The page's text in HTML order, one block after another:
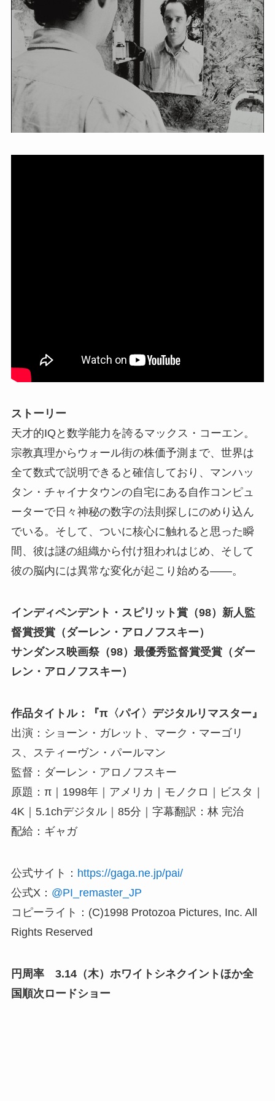
ストーリー
天才的IQと数学能力を誇るマックス・コーエン。
宗教真理からウォール街の株価予測まで、世界は
全て数式で説明できると確信しており、マンハッ
タン・チャイナタウンの自宅にある自作コンピュ
ーターで日々神秘の数字の法則探しにのめり込ん
でいる。そして、ついに核心に触れると思った瞬
間、彼は謎の組織から付け狙われはじめ、そして
彼の脳内には異常な変化が起こり始める――。
インディペンデント・スピリット賞（98）新人監
督賞授賞（ダーレン・アロノフスキー）
サンダンス映画祭（98）最優秀監督賞受賞（ダー
レン・アロノフスキー）
作品タイトル：『π〈パイ〉デジタルリマスター』
出演：ショーン・ガレット、マーク・マーゴリ
ス、スティーヴン・パールマン
監督：ダーレン・アロノフスキー
原題：π｜1998年｜アメリカ｜モノクロ｜ビスタ｜
4K｜5.1chデジタル｜85分｜字幕翻訳：林 完治
配給：ギャガ
公式サイト： https://gaga.ne.jp/pai/
公式X： @PI_remaster_JP
コピーライト：(C)1998 Protozoa Pictures, Inc. All
Rights Reserved
円周率 3.14（木）ホワイトシネクイントほか全
国順次ロードショー